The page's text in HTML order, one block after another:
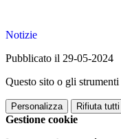
Notizie
Pubblicato il 29-05-2024
Questo sito o gli
Personalizza Rifiuta tutti
Gestione cookie